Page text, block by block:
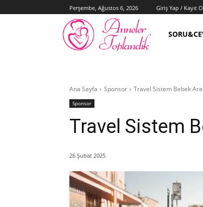
Perşembe, Ağustos 6, 2026 Giriş Yap / Kayıt
Ana Sayfa Sponsor Travel Sistem Bebek
Sponsor
Travel Sistem
26 Şubat 2025